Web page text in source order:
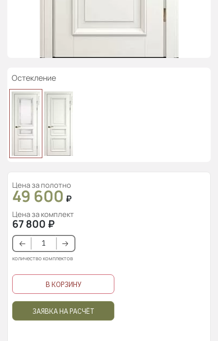
Остекление
Цена за полотно
49 600 ₽
Цена за комплект
67 800 ₽
количество комплектов
В КОРЗИНУ
ЗАЯВКА НА РАСЧЁТ